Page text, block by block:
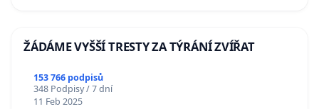
ŽÁDÁME VYŠŠÍ TRESTY ZA TÝRÁNÍ ZVÍŘAT
153 766 podpisů
348 Podpisy / 7 dní
11 Feb 2025